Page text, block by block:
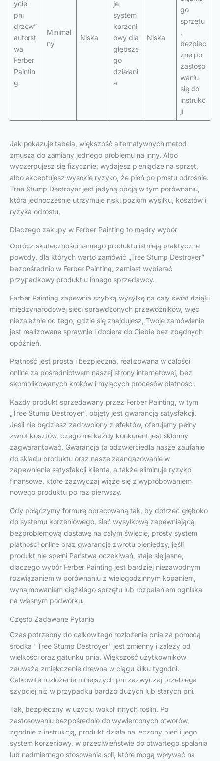
yciel
pni
drzew”
autorst
wa
Ferber
Paintin
g
Minimal
ny
Niska
je
system
korzeni
owy dla
głębsze
go
działani
a
Niska
go
sprzętu
bezpiec
zne po
zastoso
waniu
się do
instrukc
ji
Jak pokazuje tabela, większość alternatywnych metod
zmusza do zamiany jednego problemu na inny. Albo
wyczerpujesz się fizycznie, wydajesz pieniądze na sprzęt,
albo akceptujesz wysokie ryzyko, że pień po prostu odrośnie.
Tree Stump Destroyer jest jedyną opcją w tym porównaniu,
która jednocześnie utrzymuje niski poziom wysiłku, kosztów i
ryzyka odrostu.
Dlaczego zakupy w Ferber Painting to mądry wybór
Oprócz skuteczności samego produktu istnieją praktyczne
powody, dla których warto zamówić „Tree Stump Destroyer”
bezpośrednio w Ferber Painting, zamiast wybierać
przypadkowy produkt u innego sprzedawcy.
Ferber Painting zapewnia szybką wysyłkę na cały świat dzięki
międzynarodowej sieci sprawdzonych przewoźników, więc
niezależnie od tego, gdzie się znajdujesz, Twoje zamówienie
jest realizowane sprawnie i dociera do Ciebie bez zbędnych
opóźnień.
Płatność jest prosta i bezpieczna, realizowana w całości
online za pośrednictwem naszej strony internetowej, bez
skomplikowanych kroków i mylących procesów płatności.
Każdy produkt sprzedawany przez Ferber Painting, w tym
„Tree Stump Destroyer”, objęty jest gwarancją satysfakcji.
Jeśli nie będziesz zadowolony z efektów, oferujemy pełny
zwrot kosztów, czego nie każdy konkurent jest skłonny
zagwarantować. Gwarancja ta odzwierciedla nasze zaufanie
do składu produktu oraz nasze zaangażowanie w
zapewnienie satysfakcji klienta, a także eliminuje ryzyko
finansowe, które zazwyczaj wiąże się z wypróbowaniem
nowego produktu po raz pierwszy.
Gdy połączymy formułę opracowaną tak, by dotrzeć głęboko
do systemu korzeniowego, sieć wysyłkową zapewniającą
bezproblemową dostawę na całym świecie, prosty system
płatności online oraz gwarancję zwrotu pieniędzy, jeśli
produkt nie spełni Państwa oczekiwań, staje się jasne,
dlaczego wybór Ferber Painting jest bardziej niezawodnym
rozwiązaniem w porównaniu z wielogodzinnym kopaniem,
wynajmowaniem ciężkiego sprzętu lub rozpalaniem ogniska
na własnym podwórku.
Często Zadawane Pytania
Czas potrzebny do całkowitego rozłożenia pnia za pomocą
środka "Tree Stump Destroyer" jest zmienny i zależy od
wielkości oraz gatunku pnia. Większość użytkowników
zauważa zmiękczenie drewna w ciągu kilku tygodni.
Całkowite rozłożenie mniejszych pni zazwyczaj przebiega
szybciej niż w przypadku bardzo dużych lub starych pni.
Tak, bezpieczny w użyciu wokół innych roślin. Po
zastosowaniu bezpośrednio do wywierconych otworów,
zgodnie z instrukcją, produkt działa na leczony pień i jego
system korzeniowy, w przeciwieństwie do otwartego spalania
lub nadmiernego stosowania soli, które mogą wpływać na